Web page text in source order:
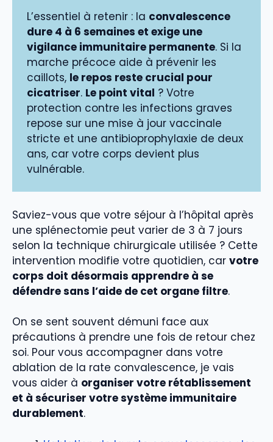
L’essentiel à retenir : la convalescence
dure 4 à 6 semaines et exige une
vigilance immunitaire permanente. Si la
marche précoce aide à prévenir les
caillots, le repos reste crucial pour
cicatriser. Le point vital ? Votre
protection contre les infections graves
repose sur une mise à jour vaccinale
stricte et une antibioprophylaxie de deux
ans, car votre corps devient plus
vulnérable.
Saviez-vous que votre séjour à l’hôpital après
une splénectomie peut varier de 3 à 7 jours
selon la technique chirurgicale utilisée ? Cette
intervention modifie votre quotidien, car votre
corps doit désormais apprendre à se
défendre sans l’aide de cet organe filtre.
On se sent souvent démuni face aux
précautions à prendre une fois de retour chez
soi. Pour vous accompagner dans votre
ablation de la rate convalescence, je vais
vous aider à organiser votre rétablissement
et à sécuriser votre système immunitaire
durablement.